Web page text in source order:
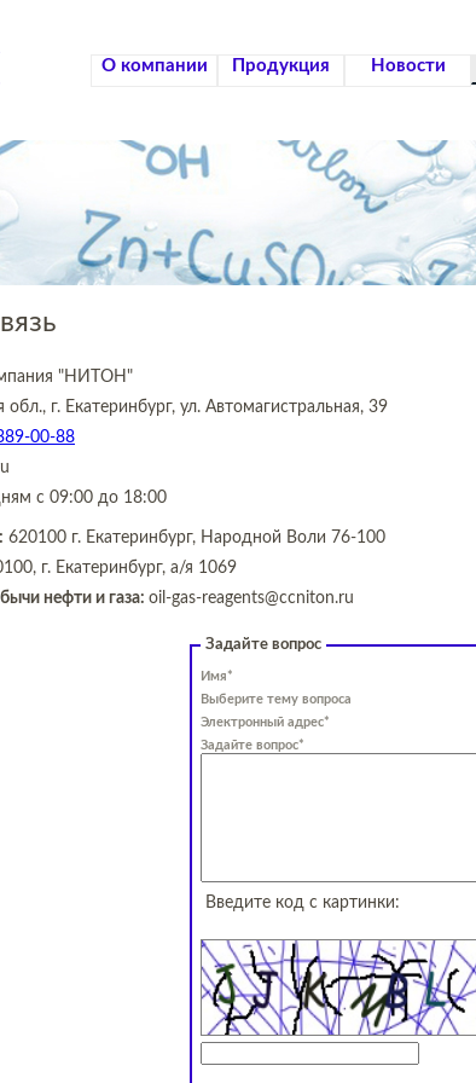
О компании Продукция Новости
"НИТОН"
обл., г. Екатеринбург, ул. Автомагистральная, 39
00-88
с 09:00 до 18:00
620100 г. Екатеринбург, Народной Воли 76-100
г. Екатеринбург, а/я 1069
нефти и газа: oil-gas-reagents@ccniton.ru
Задайте вопрос
Имя*
Выберите тему вопроса
Электронный адрес*
Задайте вопрос*
Введите код с картинки: